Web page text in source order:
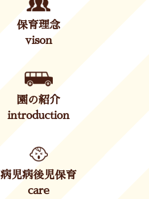
保育理念
vison
園の紹介
introduction
病児病後児保育
care